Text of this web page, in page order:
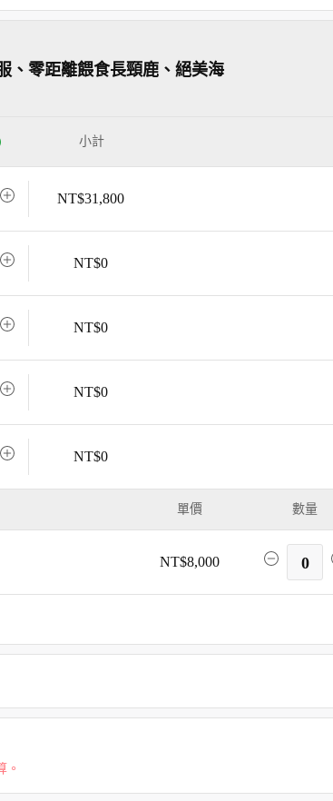
、零距離餵食長頸鹿、絕美海
小計
NT$31,800
NT$0
NT$0
NT$0
NT$0
單價 數量
NT$8,000 0
。